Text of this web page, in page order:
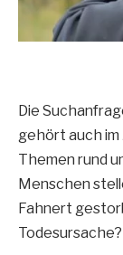
Die
gehört auch
Themen rund
Menschen
Fahnert
Todesursache?